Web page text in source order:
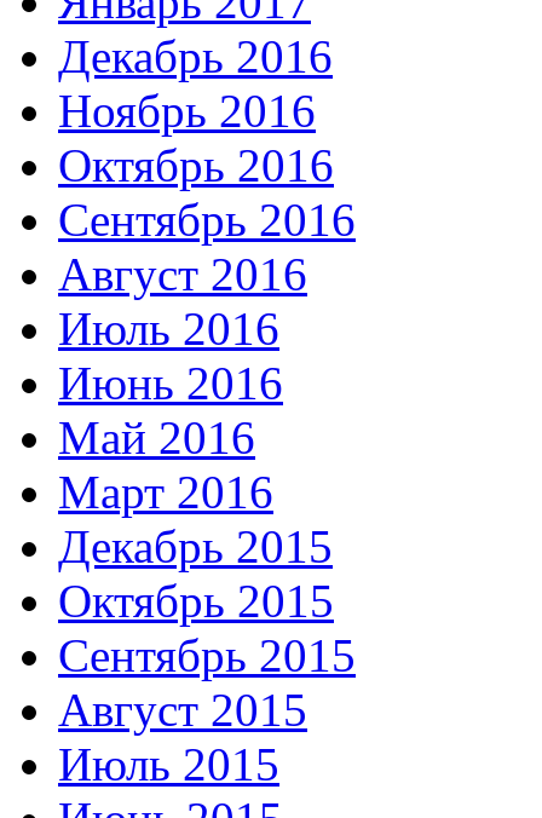
Декабрь 2016
Ноябрь 2016
Октябрь 2016
Сентябрь 2016
Август 2016
Июль 2016
Июнь 2016
Май 2016
Март 2016
Декабрь 2015
Октябрь 2015
Сентябрь 2015
Август 2015
Июль 2015